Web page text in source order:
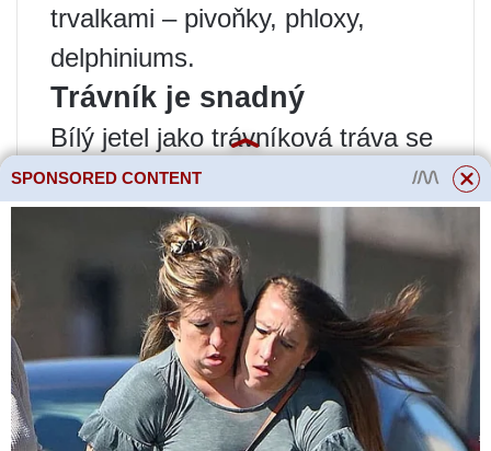
trvalkami – pivoňky, phloxy,
delphiniums.
Trávník je snadný
Bílý jetel jako trávníková tráva se
skvěle hodí do každé půdy.
Dokonce i vzácný sestřih rostlin
dodává lokalitě dobře upravený
vzhled. Kultura je nenáročná,
rychle se rozvíjející. S minimální
péčí lze získat atraktivní zelený
koberec již v prvním roce po
SPONSORED CONTENT